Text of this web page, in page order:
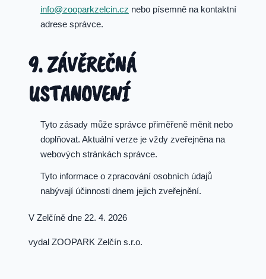
info@zooparkzelcin.cz nebo písemně na kontaktní
adrese správce.
9. ZÁVĚREČNÁ
USTANOVENÍ
Tyto zásady může správce přiměřeně měnit nebo
doplňovat. Aktuální verze je vždy zveřejněna na
webových stránkách správce.
Tyto informace o zpracování osobních údajů
nabývají účinnosti dnem jejich zveřejnění.
V Zelčíně dne 22. 4. 2026
vydal ZOOPARK Zelčín s.r.o.